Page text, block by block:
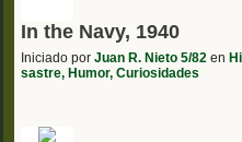
In the Navy, 1940
Iniciado por Juan R. Nieto 5/82 en
sastre, Humor, Curiosidades